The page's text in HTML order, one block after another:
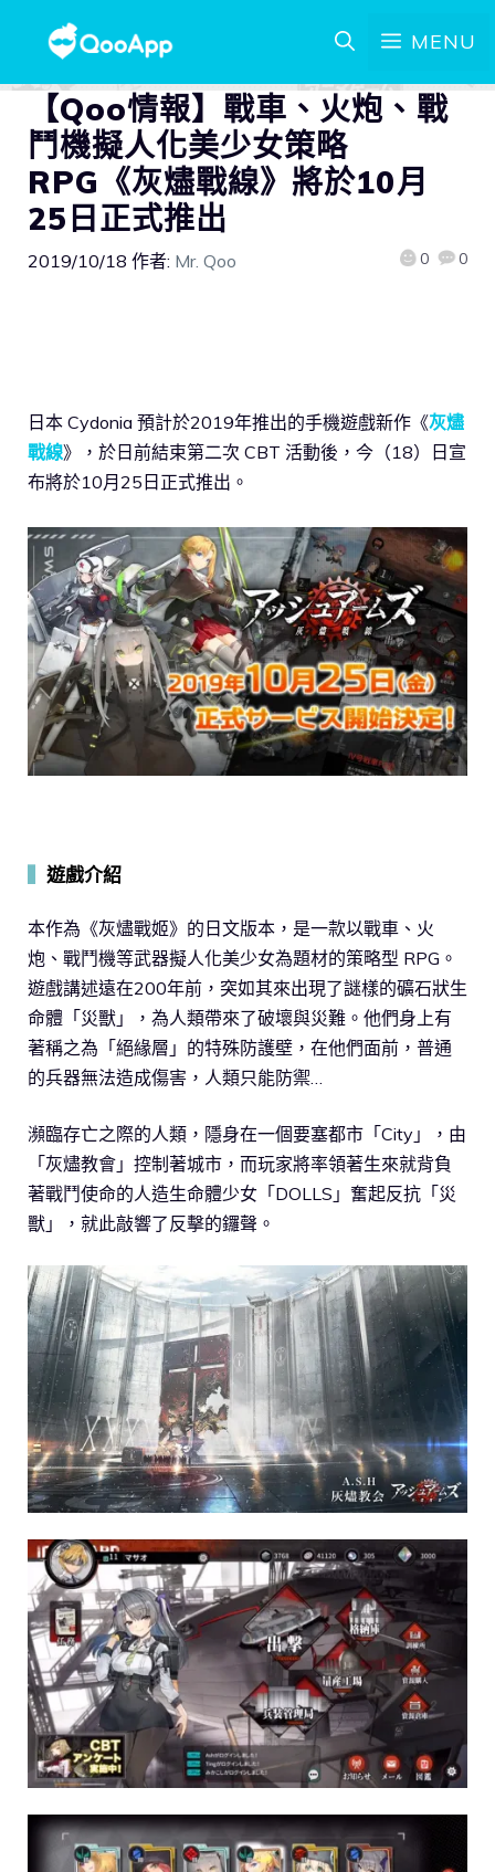
MENU
【Qoo情報】戰車、火炮、戰
鬥機擬人化美少女策略
RPG《灰燼戰線》將於10月
25日正式推出
2019/10/18 作者: Mr. Qoo 0 0
日本 Cydonia 預計於2019年推出的手機遊戲新作《灰燼
戰線》，於日前結束第二次 CBT 活動後，今（18）日宣
布將於10月25日正式推出。
遊戲介紹
本作為《灰燼戰姬》的日文版本，是一款以戰車、火
炮、戰鬥機等武器擬人化美少女為題材的策略型 RPG。
遊戲講述遠在200年前，突如其來出現了謎樣的礦石狀生
命體「災獸」，為人類帶來了破壞與災難。他們身上有
著稱之為「絕緣層」的特殊防護壁，在他們面前，普通
的兵器無法造成傷害，人類只能防禦…
瀕臨存亡之際的人類，隱身在一個要塞都市「City」，由
「灰燼教會」控制著城市，而玩家將率領著生來就背負
著戰鬥使命的人造生命體少女「DOLLS」奮起反抗「災
獸」，就此敲響了反擊的鑼聲。